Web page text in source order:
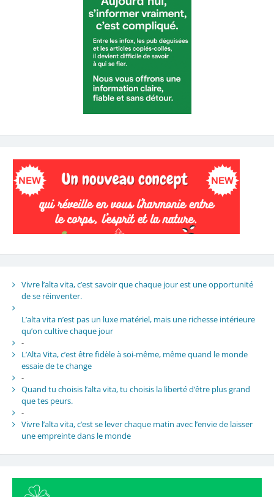
Vivre l’alta vita, c’est savoir que chaque jour est une opportunité
de se réinventer.
L’alta vita n’est pas un luxe matériel, mais une richesse intérieure
qu’on cultive chaque jour
-
L’Alta Vita, c’est être fidèle à soi-même, même quand le monde
essaie de te change
-
Quand tu choisis l’alta vita, tu choisis la liberté d’être plus grand
que tes peurs.
-
Vivre l’alta vita, c’est se lever chaque matin avec l’envie de laisser
une empreinte dans le monde